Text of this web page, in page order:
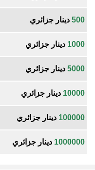
500 دينار جزائري
1000 دينار جزائري
5000 دينار جزائري
10000 دينار جزائري
100000 دينار جزائري
1000000 دينار جزائري